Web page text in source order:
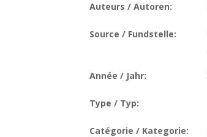
Auteurs / Autoren:
Source / Fundstelle:
Année / Jahr:
Type / Typ:
Catégorie / Kategorie: